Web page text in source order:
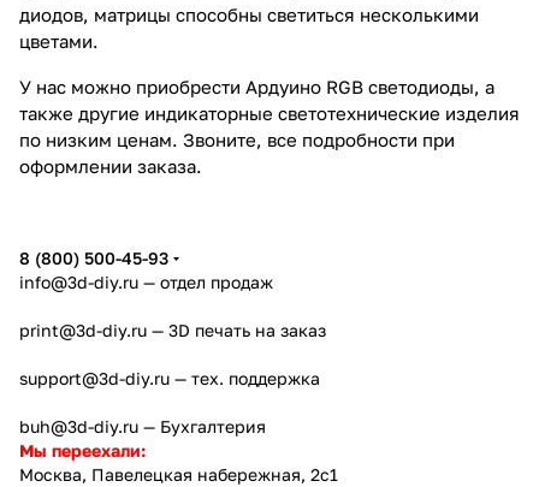
диодов, матрицы способны светиться несколькими
цветами.
У нас можно приобрести Ардуино RGB светодиоды, а
также другие индикаторные светотехнические изделия
по низким ценам. Звоните, все подробности при
оформлении заказа.
8 (800) 500-45-93
info@3d-diy.ru — отдел продаж
print@3d-diy.ru — 3D печать на заказ
support@3d-diy.ru — тех. поддержка
buh@3d-diy.ru — Бухгалтерия
Мы переехали:
Москва, Павелецкая набережная, 2с1